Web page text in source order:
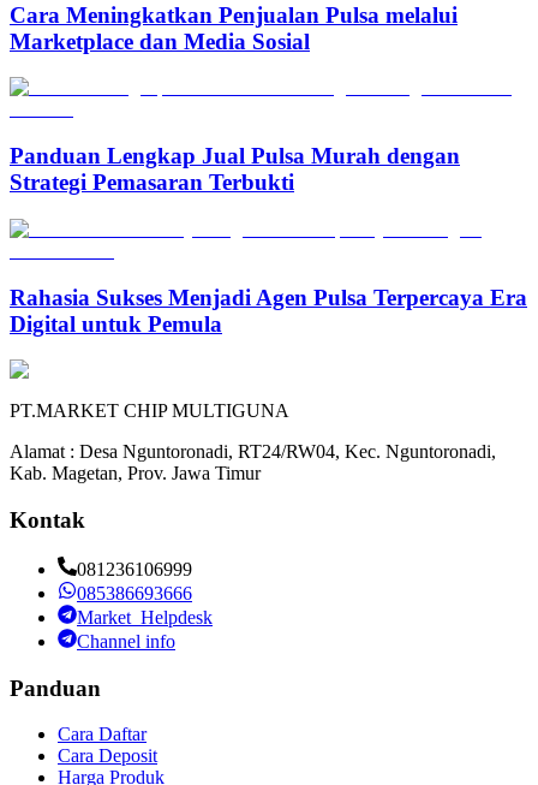
Cara Meningkatkan Penjualan Pulsa melalui
Marketplace dan Media Sosial
Panduan Lengkap Jual Pulsa Murah dengan
Strategi Pemasaran Terbukti
Rahasia Sukses Menjadi Agen Pulsa Terpercaya Era
Digital untuk Pemula
PT.MARKET CHIP MULTIGUNA
Alamat : Desa Nguntoronadi, RT24/RW04, Kec. Nguntoronadi,
Kab. Magetan, Prov. Jawa Timur
Kontak
081236106999
085386693666
Market_Helpdesk
Channel info
Panduan
Cara Daftar
Cara Deposit
Harga Produk